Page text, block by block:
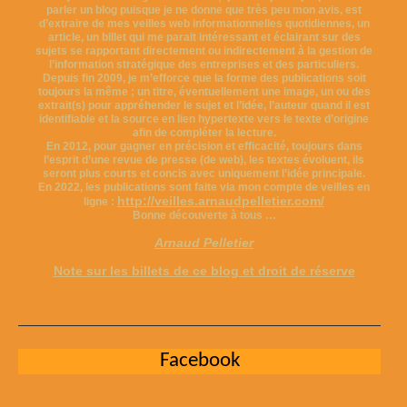
parler un blog puisque je ne donne que très peu mon avis, est
d’extraire de mes veilles web informationnelles quotidiennes, un
article, un billet qui me parait intéressant et éclairant sur des
sujets se rapportant directement ou indirectement à la gestion de
l’information stratégique des entreprises et des particuliers.
Depuis fin 2009, je m’efforce que la forme des publications soit
toujours la même ; un titre, éventuellement une image, un ou des
extrait(s) pour appréhender le sujet et l’idée, l’auteur quand il est
identifiable et la source en lien hypertexte vers le texte d’origine
afin de compléter la lecture.
En 2012, pour gagner en précision et efficacité, toujours dans
l’esprit d’une revue de presse (de web), les textes évoluent, ils
seront plus courts et concis avec uniquement l’idée principale.
En 2022, les publications sont faite via mon compte de veilles en
ligne : http://veilles.arnaudpelletier.com/
Bonne découverte à tous …
Arnaud Pelletier
Note sur les billets de ce blog et droit de réserve
Facebook